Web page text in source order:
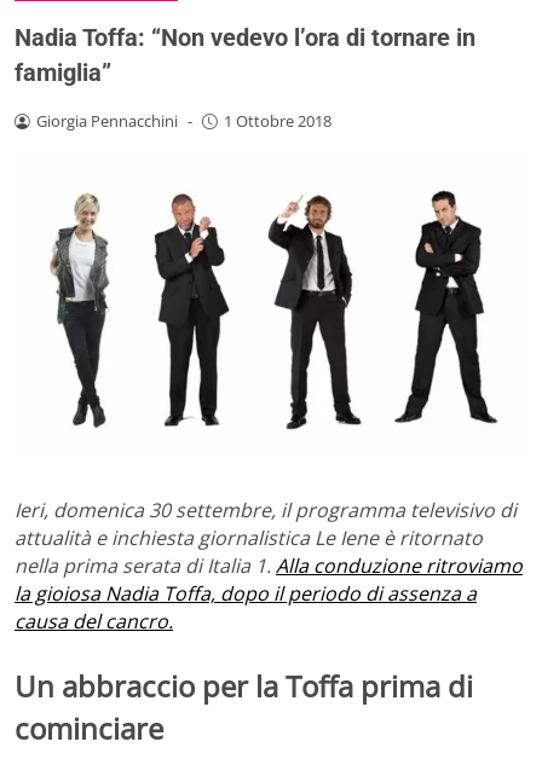
Nadia Toffa: “Non vedevo l’ora di tornare in
famiglia”
Giorgia Pennacchini - 1 Ottobre 2018
Ieri, domenica 30 settembre, il programma televisivo di
attualità e inchiesta giornalistica Le Iene è ritornato
nella prima serata di Italia 1.Alla conduzione ritroviamo
la gioiosa Nadia Toffa, dopo il periodo di assenza a
causa del cancro.
Un abbraccio per la Toffa prima di
cominciare